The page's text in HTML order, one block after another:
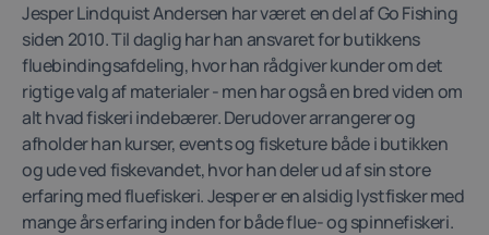
Jesper Lindquist Andersen har været en del af Go Fishing
siden 2010. Til daglig har han ansvaret for butikkens
fluebindingsafdeling, hvor han rådgiver kunder om det
rigtige valg af materialer - men har også en bred viden om
alt hvad fiskeri indebærer. Derudover arrangerer og
afholder han kurser, events og fisketure både i butikken
og ude ved fiskevandet, hvor han deler ud af sin store
erfaring med fluefiskeri. Jesper er en alsidig lystfisker med
mange års erfaring inden for både flue- og spinnefiskeri.